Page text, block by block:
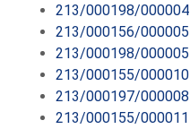
213/000198/000004
213/000156/000005
213/000198/000005
213/000155/000010
213/000197/000008
213/000155/000011